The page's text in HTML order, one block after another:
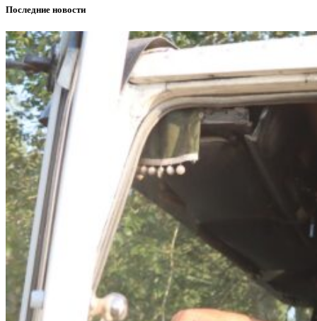
Последние новости